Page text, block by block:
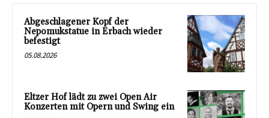
Abgeschlagener Kopf der
Nepomukstatue in Erbach wieder
befestigt
05.08.2026
Eltzer Hof lädt zu zwei Open Air
Konzerten mit Opern und Swing ein